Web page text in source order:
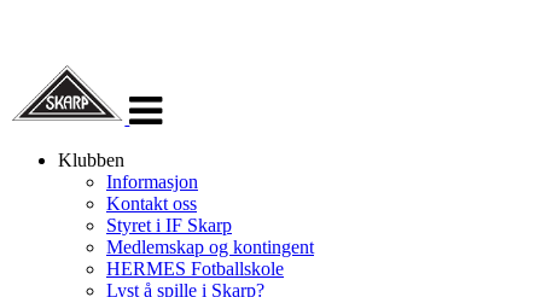
navigasjon
Klubben
Informasjon
Kontakt oss
Styret i IF Skarp
Medlemskap og kontingent
HERMES Fotballskole
Lyst å spille i Skarp?